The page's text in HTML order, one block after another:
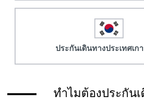
ประกันเดินทางประเทศเก
ทำไมต้องประกัน